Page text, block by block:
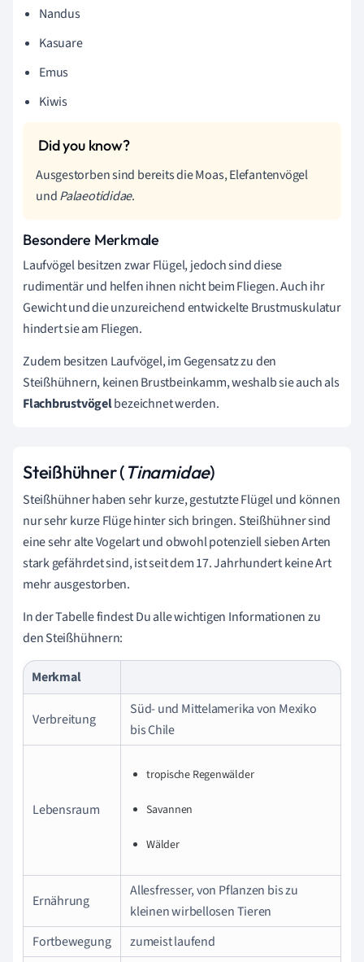
Nandus
Kasuare
Emus
Kiwis
Ausgestorben sind bereits die Moas, Elefantenvögel
undPalaeotididae.
Besondere Merkmale
Laufvögel besitzen zwar Flügel, jedoch sind diese
rudimentär und helfen ihnen nicht beim Fliegen. Auch ihr
Gewicht und die unzureichend entwickelte Brustmuskulatur
hindert sie am Fliegen.
Zudem besitzen Laufvögel, im Gegensatz zu den
Steißhühnern, keinen Brustbeinkamm, weshalb sie auch als
Flachbrustvögelbezeichnet werden.
Steißhühner (Tinamidae)
Steißhühner haben sehr kurze, gestutzte Flügel und können
nur sehr kurze Flüge hinter sich bringen. Steißhühner sind
eine sehr alte Vogelart und obwohl potenziell sieben Arten
stark gefährdet sind, ist seit dem 17. Jahrhundert keine Art
mehr ausgestorben.
In der Tabelle findest Du alle wichtigen Informationen zu
den Steißhühnern:
Merkmal
Verbreitung
Süd- und Mittelamerika von Mexiko
bis Chile
Lebensraum
tropische Regenwälder
Savannen
Wälder
Ernährung
Allesfresser, von Pflanzen bis zu
kleinen wirbellosen Tieren
Fortbewegung
zumeist laufend